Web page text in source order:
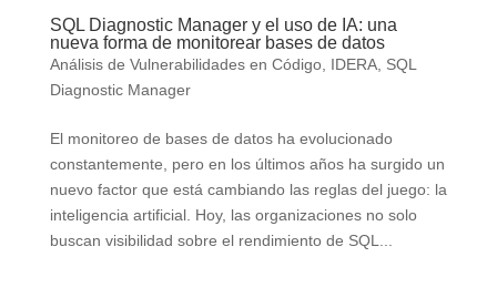
SQL Diagnostic Manager y el uso de IA: una
nueva forma de monitorear bases de datos
Análisis de Vulnerabilidades en Código, IDERA, SQL
Diagnostic Manager
El monitoreo de bases de datos ha evolucionado
constantemente, pero en los últimos años ha surgido un
nuevo factor que está cambiando las reglas del juego: la
inteligencia artificial. Hoy, las organizaciones no solo
buscan visibilidad sobre el rendimiento de SQL...